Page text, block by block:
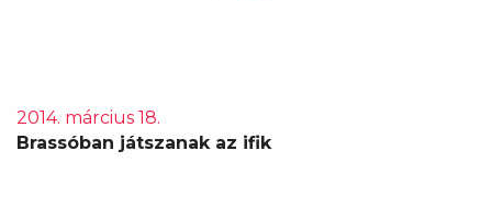
2014. március 18.
Brassóban játszanak az ifik